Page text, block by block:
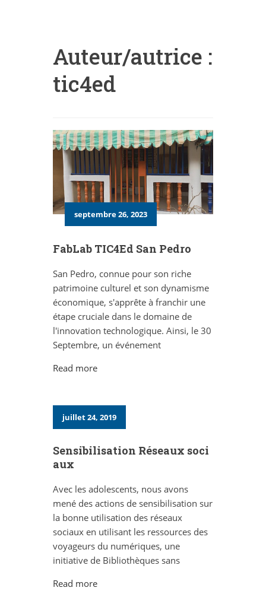
Auteur/autrice :
tic4ed
septembre 26, 2023
FabLab TIC4Ed San Pedro
San Pedro, connue pour son riche
patrimoine culturel et son dynamisme
économique, s'apprête à franchir une
étape cruciale dans le domaine de
l'innovation technologique. Ainsi, le 30
Septembre, un événement
Read more
juillet 24, 2019
Sensibilisation Réseaux soci
aux
Avec les adolescents, nous avons
mené des actions de sensibilisation sur
la bonne utilisation des réseaux
sociaux en utilisant les ressources des
voyageurs du numériques, une
initiative de Bibliothèques sans
Read more